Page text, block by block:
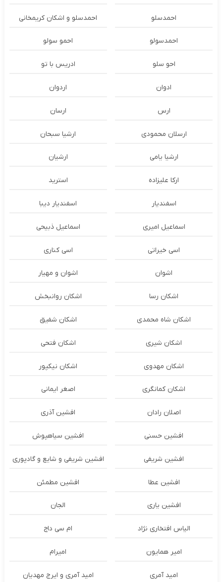
احمدسلو احمدسلو و اشکان کریمخانی
احمدسولو احمو سولو
احو سلو ادریس با تو
ادوان اردوان
ارس ارسان
ارسلان محمودی ارشیا سبحان
ارشیا یامی ارشیان
ارکا علیزاده استرید
اسفندیار اسفندیار دیبا
اسماعیل امیری اسماعیل ذبیحی
اسی خیراتی اسی کناری
اشوان اشوان و مهیار
اشکان رسا اشکان روانبخش
اشکان شاه محمدی اشکان شفیق
اشکان شیری اشکان فتحی
اشکان مهدوی اشکان نیکپور
اشکان‌ کمانگری اصغر ایمانی
اصلان رادان افشین آذری
افشین حسنی افشین سیاهپوش
افشین شریفی افشین شریفی و شایع و گادپوری
افشین عطا افشین مطمئن
افشین یاری الجان
الیاس افتخاری نژاد ام سی داج
امير همايون اميرام
امید آمری امید آمری و ایرج مهدیان